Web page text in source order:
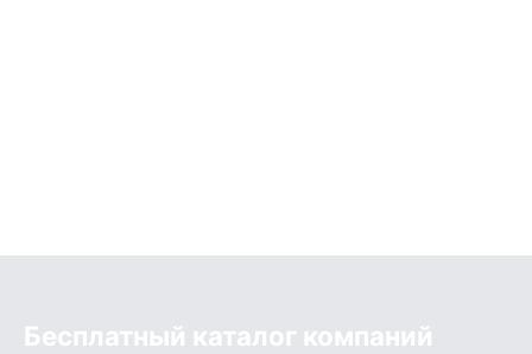
Бесплатный каталог компаний